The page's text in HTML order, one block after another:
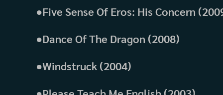
●Five Sense Of Eros: His Concern
●Dance Of The Dragon (2008)
●Windstruck (2004)